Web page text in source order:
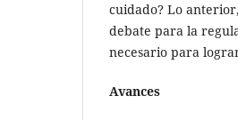
cuidado? Lo
debate para la
necesario para
Avances